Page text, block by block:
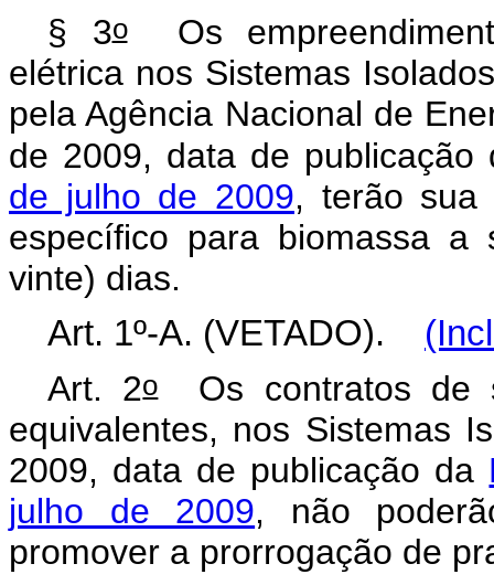
§ 3oOs
elétrica nos Sistemas
pela Agência Nacional de
de 2009, data de
de julho de 2009, terão sua
específico para biomassa
vinte) dias.
Art. 1º-A. (VETADO).
Art. 2oOs contratos de
equivalentes, nos Sistemas
2009, data de publicação da
julho de 2009, não
promover a prorrogação de